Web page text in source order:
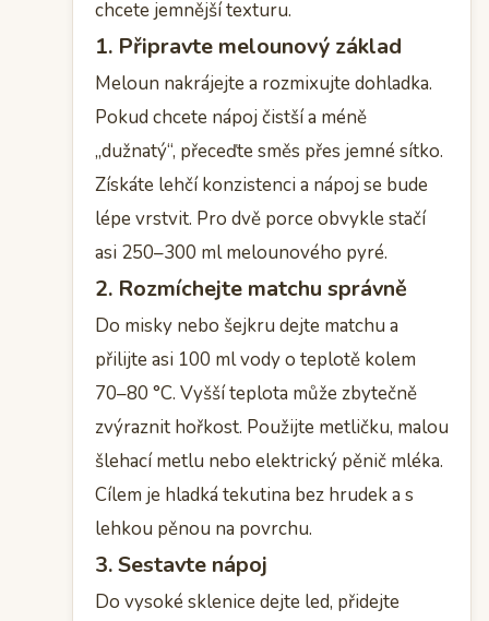
chcete jemnější texturu.
1. Připravte melounový základ
Meloun nakrájejte a rozmixujte dohladka.
Pokud chcete nápoj čistší a méně
„dužnatý“, přeceďte směs přes jemné sítko.
Získáte lehčí konzistenci a nápoj se bude
lépe vrstvit. Pro dvě porce obvykle stačí
asi 250–300 ml melounového pyré.
2. Rozmíchejte matchu správně
Do misky nebo šejkru dejte matchu a
přilijte asi 100 ml vody o teplotě kolem
70–80 °C. Vyšší teplota může zbytečně
zvýraznit hořkost. Použijte metličku, malou
šlehací metlu nebo elektrický pěnič mléka.
Cílem je hladká tekutina bez hrudek a s
lehkou pěnou na povrchu.
3. Sestavte nápoj
Do vysoké sklenice dejte led, přidejte